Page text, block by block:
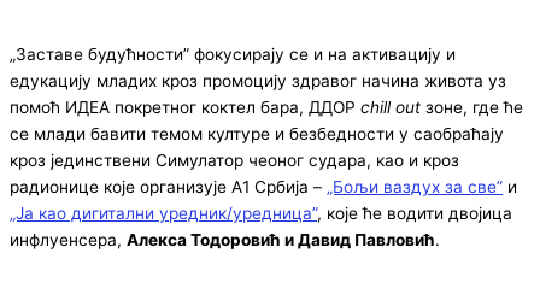
„Заставе будућности” фокусирају се и на активацију и
едукацију младих кроз промоцију здравог начина живота уз
помоћ ИДЕА покретног коктел бара, ДДОР chill out зоне, где ће
се млади бавити темом културе и безбедности у саобраћају
кроз јединствени Симулатор чеоног судара, као и кроз
радионице које организује А1 Србија – „Бољи ваздух за све” и
„Ја као дигитални уредник/уредница”, које ће водити двојица
инфлуенсера, Алекса Тодоровић и Давид Павловић.